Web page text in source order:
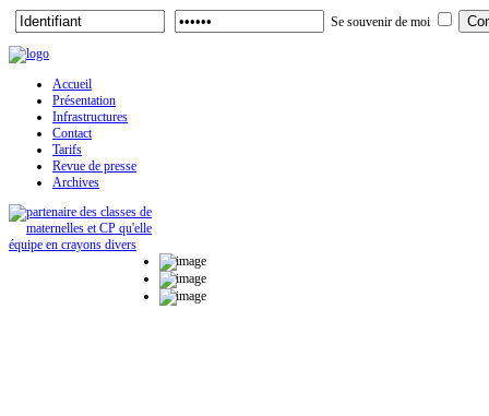
Se souvenir de moi
Accueil
Présentation
Infrastructures
Contact
Tarifs
Revue de presse
Archives